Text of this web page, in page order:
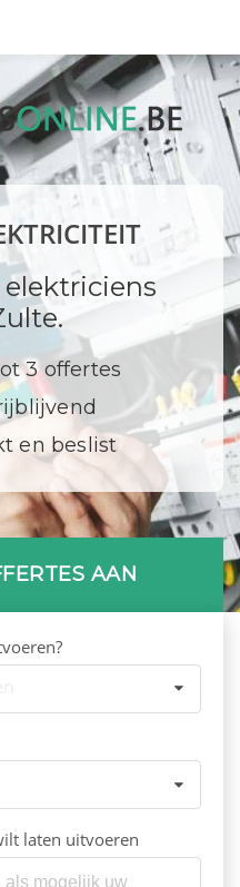
elektriciens
3 offertes
en beslist
AAN
laten uitvoeren